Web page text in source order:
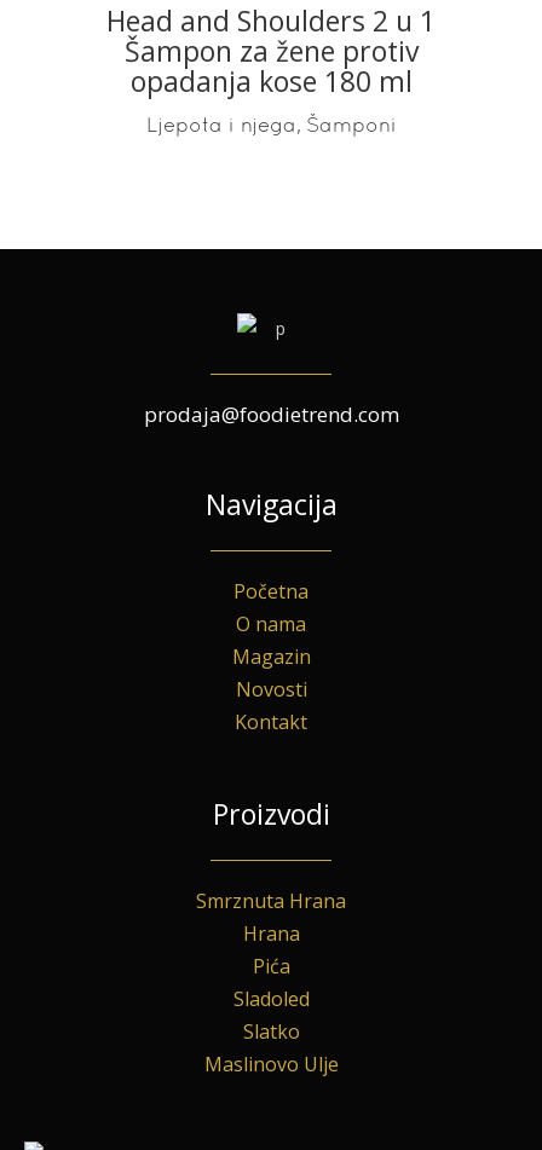
READ MORE
Head and Shoulders 2 u 1
Šampon za žene protiv
opadanja kose 180 ml
Ljepota i njega, Šamponi
prodaja@foodietrend.com
Navigacija
Početna
O nama
Magazin
Novosti
Kontakt
Proizvodi
Smrznuta Hrana
Hrana
Pića
Sladoled
Slatko
Maslinovo Ulje